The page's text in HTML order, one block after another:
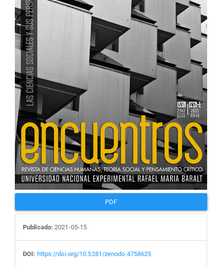
PDF
Publicado: 2021-05-15
DOI: https://doi.org/10.5281/zenodo.4758625